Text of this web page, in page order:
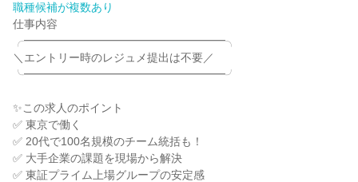
職種候補が複数あり
仕事内容
╭━━━━━━━━━━━━━━━━━━╮
＼エントリー時のレジュメ提出は不要／
╰━━━━━━━━━━━━━━━━━━╯
✨この求人のポイント
✅ 東京で働く
✅ 20代で100名規模のチーム統括も！
✅ 大手企業の課題を現場から解決
✅ 東証プライム上場グループの安定感